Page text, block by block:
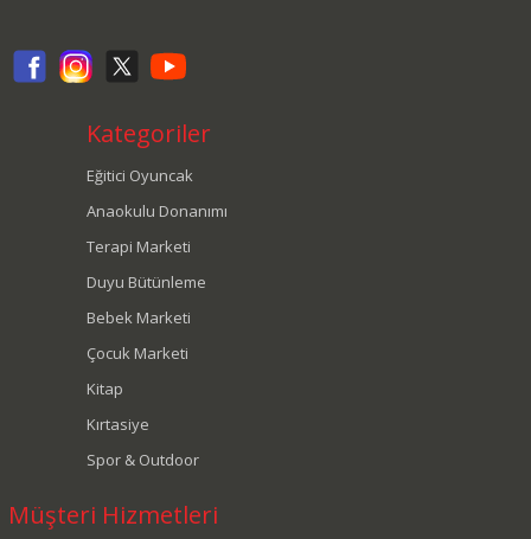
Kategoriler
Eğitici Oyuncak
Anaokulu Donanımı
Terapi Marketi
Duyu Bütünleme
Bebek Marketi
Çocuk Marketi
Kitap
Kırtasiye
Spor & Outdoor
Müşteri Hizmetleri